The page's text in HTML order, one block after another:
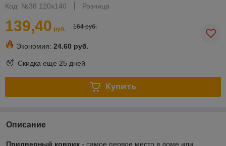
Код: №38 120х140
Розница
139,40 руб. 164 руб.
Экономия: 24.60 руб.
Скидка еще 25 дней
Купить
Описание
Придверный коврик - самое первое место в доме или